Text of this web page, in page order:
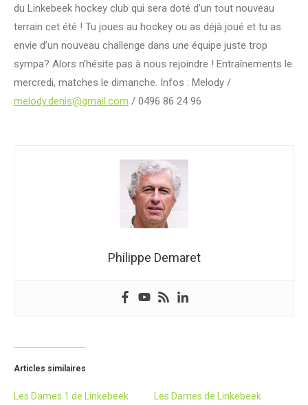
du Linkebeek hockey club qui sera doté d’un tout nouveau
terrain cet été ! Tu joues au hockey ou as déjà joué et tu as
envie d’un nouveau challenge dans une équipe juste trop
sympa? Alors n’hésite pas à nous rejoindre ! Entraînements le
mercredi, matches le dimanche. Infos : Melody /
melody.denis@gmail.com / 0496 86 24 96
Philippe Demaret
Articles similaires
Les Dames 1 de Linkebeek
Les Dames de Linkebeek